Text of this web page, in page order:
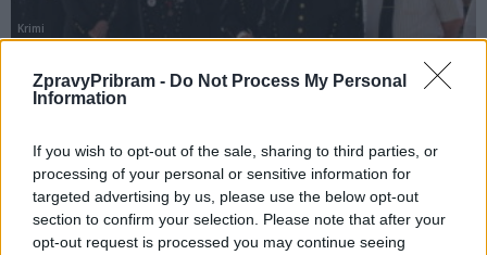
ZpravyPribram - Do Not Process My Personal
Information
If you wish to opt-out of the sale, sharing to third parties, or
processing of your personal or sensitive information for
targeted advertising by us, please use the below opt-out
section to confirm your selection. Please note that after your
opt-out request is processed you may continue seeing
Krimi
Hornické muzeum připomene rekordní hlubinu
PŘÍBRAM – Největší česká hornická slavnost, tradiční Prokopská pouť,
se uskuteční o víkendu 5. a 6. července a opět slibuje nevšední kulturní
zážitky. Do...